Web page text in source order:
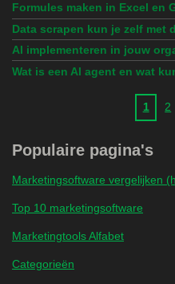
Formules maken in Excel en
Data scrapen kun je zelf met
AI implementeren in jouw
Wat is een AI agent en wat
1 2
Populaire pagina's
Marketingsoftware vergelijken
Top 10 marketingsoftware
Marketingtools Alfabet
Categorieën